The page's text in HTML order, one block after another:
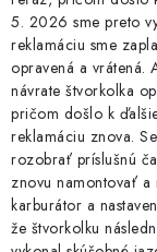
5. 2026 sme preto
reklamáciu sme
opravená a vrátená.
návrate štvorkolka
pričom došlo k
reklamáciu znova.
rozobrať príslušnú
znovu namontovať a
karburátor a
že štvorkolku